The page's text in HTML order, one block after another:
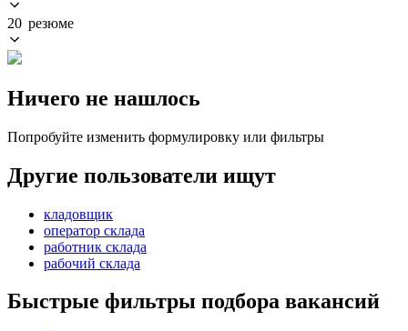
20 резюме
Ничего не нашлось
Попробуйте изменить формулировку или фильтры
Другие пользователи ищут
кладовщик
оператор склада
работник склада
рабочий склада
Быстрые фильтры подбора вакансий